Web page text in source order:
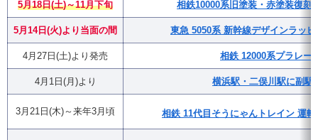
5月18日(土)～11月下旬 相鉄10000系旧塗装・赤塗装復刻
5月14日(火)より当面の間 東急 5050系 新幹線デザインラッ
4月27日(土)より発売 相鉄 12000系プラレー
4月1日(月)より 横浜駅・二俣川駅に副駅
3月21日(木)～来年3月頃 相鉄 11代目そうにゃんトレイン 運転